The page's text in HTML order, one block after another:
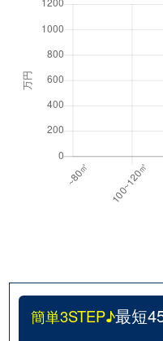
簡単3STEP♪最短